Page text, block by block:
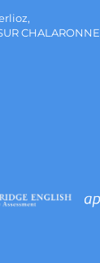
CHALARONNE